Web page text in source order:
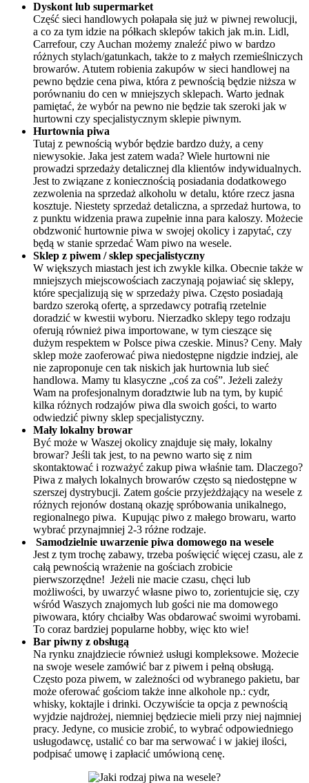
Dyskont lub supermarket
Część sieci handlowych połapała się już w piwnej rewolucji,
a co za tym idzie na półkach sklepów takich jak m.in. Lidl,
Carrefour, czy Auchan możemy znaleźć piwo w bardzo
różnych stylach/gatunkach, także to z małych rzemieślniczych
browarów. Atutem robienia zakupów w sieci handlowej na
pewno będzie cena piwa, która z pewnością będzie niższa w
porównaniu do cen w mniejszych sklepach. Warto jednak
pamiętać, że wybór na pewno nie będzie tak szeroki jak w
hurtowni czy specjalistycznym sklepie piwnym.
Hurtownia piwa
Tutaj z pewnością wybór będzie bardzo duży, a ceny
niewysokie. Jaka jest zatem wada? Wiele hurtowni nie
prowadzi sprzedaży detalicznej dla klientów indywidualnych.
Jest to związane z koniecznością posiadania dodatkowego
zezwolenia na sprzedaż alkoholu w detalu, które rzecz jasna
kosztuje. Niestety sprzedaż detaliczna, a sprzedaż hurtowa, to
z punktu widzenia prawa zupełnie inna para kaloszy. Możecie
obdzwonić hurtownie piwa w swojej okolicy i zapytać, czy
będą w stanie sprzedać Wam piwo na wesele.
Sklep z piwem / sklep specjalistyczny
W większych miastach jest ich zwykle kilka. Obecnie także w
mniejszych miejscowościach zaczynają pojawiać się sklepy,
które specjalizują się w sprzedaży piwa. Często posiadają
bardzo szeroką ofertę, a sprzedawcy potrafią rzetelnie
doradzić w kwestii wyboru. Nierzadko sklepy tego rodzaju
oferują również piwa importowane, w tym cieszące się
dużym respektem w Polsce piwa czeskie. Minus? Ceny. Mały
sklep może zaoferować piwa niedostępne nigdzie indziej, ale
nie zaproponuje cen tak niskich jak hurtownia lub sieć
handlowa. Mamy tu klasyczne „coś za coś”. Jeżeli zależy
Wam na profesjonalnym doradztwie lub na tym, by kupić
kilka różnych rodzajów piwa dla swoich gości, to warto
odwiedzić piwny sklep specjalistyczny.
Mały lokalny browar
Być może w Waszej okolicy znajduje się mały, lokalny
browar? Jeśli tak jest, to na pewno warto się z nim
skontaktować i rozważyć zakup piwa właśnie tam. Dlaczego?
Piwa z małych lokalnych browarów często są niedostępne w
szerszej dystrybucji. Zatem goście przyjeżdżający na wesele z
różnych rejonów dostaną okazję spróbowania unikalnego,
regionalnego piwa. Kupując piwo z małego browaru, warto
wybrać przynajmniej 2-3 różne rodzaje.
Samodzielnie uwarzenie piwa domowego na wesele
Jest z tym trochę zabawy, trzeba poświęcić więcej czasu, ale z
całą pewnością wrażenie na gościach zrobicie
pierwszorzędne! Jeżeli nie macie czasu, chęci lub
możliwości, by uwarzyć własne piwo to, zorientujcie się, czy
wśród Waszych znajomych lub gości nie ma domowego
piwowara, który chciałby Was obdarować swoimi wyrobami.
To coraz bardziej popularne hobby, więc kto wie!
Bar piwny z obsługą
Na rynku znajdziecie również usługi kompleksowe. Możecie
na swoje wesele zamówić bar z piwem i pełną obsługą.
Często poza piwem, w zależności od wybranego pakietu, bar
może oferować gościom także inne alkohole np.: cydr,
whisky, koktajle i drinki. Oczywiście ta opcja z pewnością
wyjdzie najdrożej, niemniej będziecie mieli przy niej najmniej
pracy. Jedyne, co musicie zrobić, to wybrać odpowiedniego
usługodawcę, ustalić co bar ma serwować i w jakiej ilości,
podpisać umowę i zapłacić umówioną cenę.